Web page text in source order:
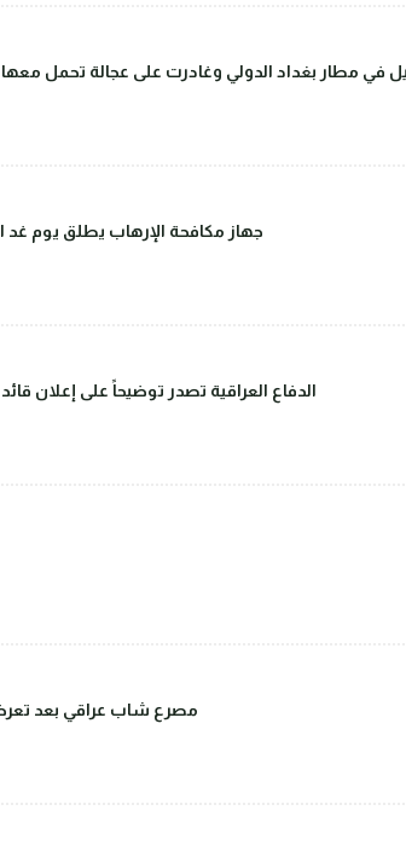
مطار بغداد الدولي وغادرت على عجالة تحمل
جهاز مكافحة الإرهاب يطلق يوم غد
الدفاع العراقية تصدر توضيحاً على إعلان
مصرع شاب عراقي بعد تعرضه